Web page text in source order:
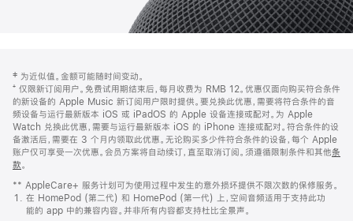
页
页
脚
注
‡ 为近似值。金额可能随时间变动。
⁺ 仅限新订阅用户。免费试用期结束后，每月收费为 RMB 12。优惠仅面向购买符合条件
的新设备的 Apple Music 新订阅用户限时提供。要兑换此优惠，需要将符合条件的音
频设备与运行最新版本 iOS 或 iPadOS 的 Apple 设备连接或配对。为 Apple
Watch 兑换此优惠，需要与运行最新版本 iOS 的 iPhone 连接或配对。符合条件的设
备激活后，需要在 3 个月内领取此优惠。无论购买多少件符合条件的设备，每个 Apple
账户仅可享受一次优惠。会员方案将自动续订，直至取消订阅。须遵循限制条件和其他条
款。
窗
口
中
** AppleCare+ 服务计划可为使用过程中发生的意外损坏提供不限次数的保修服务。
在 HomePod (第二代) 和 HomePod (第一代) 上，空间音频适用于支持此功
能的 app 中的兼容内容。并非所有内容都支持杜比全景声。